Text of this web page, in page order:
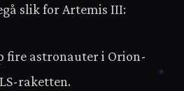
slik for Artemis III:
fire astronauter i Orion-
raketten.